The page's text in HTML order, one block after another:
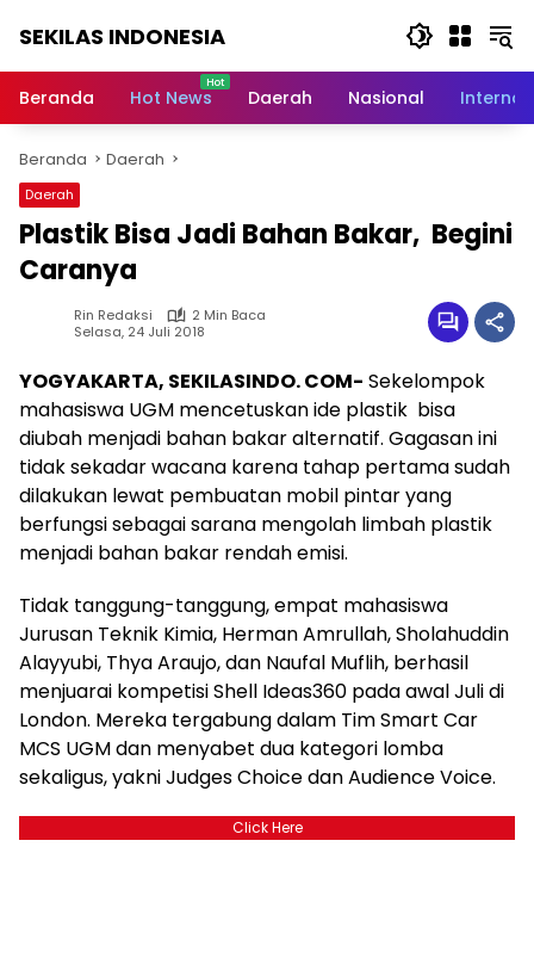
SEKILAS INDONESIA
Terkini,
Latest
World,
Headlines,
News
Today
Beranda Hot News Daerah Nasional
Beranda Daerah
Daerah
Plastik Bisa Jadi Bahan Bakar, Begini
Caranya
Rin Redaksi
2 Min Baca
Selasa, 24 Juli 2018
YOGYAKARTA, SEKILASINDO. COM- Sekelompok
mahasiswa UGM mencetuskan ide plastik bisa
diubah menjadi bahan bakar alternatif. Gagasan ini
tidak sekadar wacana karena tahap pertama sudah
dilakukan lewat pembuatan mobil pintar yang
berfungsi sebagai sarana mengolah limbah plastik
menjadi bahan bakar rendah emisi.
Tidak tanggung-tanggung, empat mahasiswa
Jurusan Teknik Kimia, Herman Amrullah, Sholahuddin
Alayyubi, Thya Araujo, dan Naufal Muflih, berhasil
menjuarai kompetisi Shell Ideas360 pada awal Juli di
London. Mereka tergabung dalam Tim Smart Car
MCS UGM dan menyabet dua kategori lomba
sekaligus, yakni Judges Choice dan Audience Voice.
Click Here